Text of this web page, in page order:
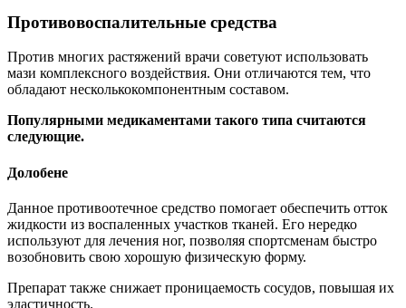
Противовоспалительные средства
Против многих растяжений врачи советуют использовать
мази комплексного воздействия. Они отличаются тем, что
обладают несколькокомпонентным составом.
Популярными медикаментами такого типа считаются
следующие.
Долобене
Данное противоотечное средство помогает обеспечить отток
жидкости из воспаленных участков тканей. Его нередко
используют для лечения ног, позволяя спортсменам быстро
возобновить свою хорошую физическую форму.
Препарат также снижает проницаемость сосудов, повышая их
эластичность.